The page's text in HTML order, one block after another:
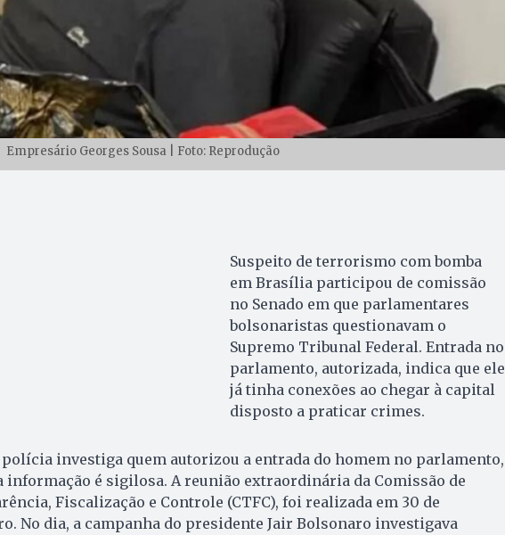
Empresário Georges Sousa | Foto: Reprodução
Suspeito de terrorismo com bomba
em Brasília participou de comissão
no Senado em que parlamentares
bolsonaristas questionavam o
Supremo Tribunal Federal. Entrada no
parlamento, autorizada, indica que ele
já tinha conexões ao chegar à capital
disposto a praticar crimes.
polícia investiga quem autorizou a entrada do homem no parlamento,
informação é sigilosa. A reunião extraordinária da Comissão de
Fiscalização e Controle (CTFC), foi realizada em 30 de
No dia, a campanha do presidente Jair Bolsonaro investigava